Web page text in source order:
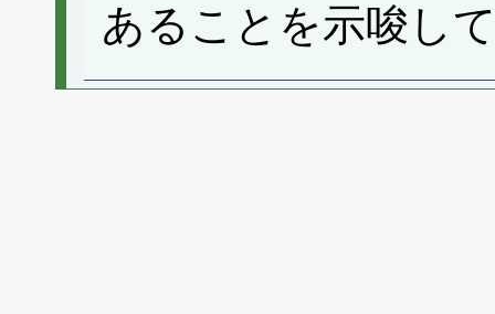
あることを示唆し